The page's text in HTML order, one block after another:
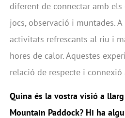
diferent de connectar amb
jocs, observació i muntades.
activitats refrescants al riu i
hores de calor. Aquestes
relació de respecte i
Quina és la vostra visió a
Mountain Paddock? Hi ha